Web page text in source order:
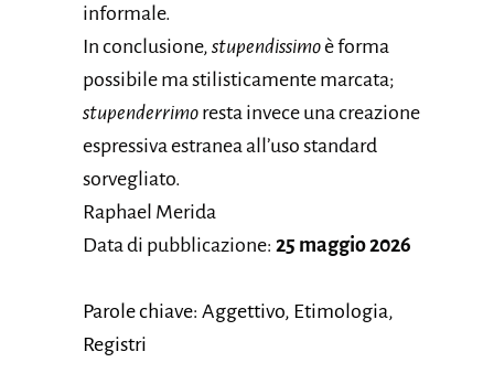
informale.
In conclusione, stupendissimoè forma
possibile ma stilisticamente marcata;
stupenderrimo resta invece una creazione
espressiva estranea all’uso standard
sorvegliato.
Raphael Merida
Data di pubblicazione: 25 maggio 2026
Parole chiave: Aggettivo, Etimologia,
Registri